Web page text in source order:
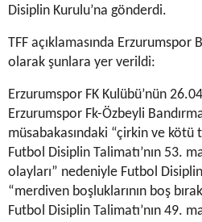
Disiplin Kurulu’na gönderdi.
TFF açıklamasında Erzurumspor
olarak şunlara yer verildi:
Erzurumspor FK Kulübü’nün
Erzurumspor Fk-Özbeyli
müsabakasındaki “çirkin ve kötü
Futbol Disiplin Talimatı’nın 53.
olayları” nedeniyle Futbol
“merdiven boşluklarının boş
Futbol Disiplin Talimatı’nın 49.